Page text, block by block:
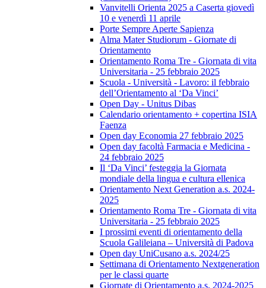
Vanvitelli Orienta 2025 a Caserta giovedì
10 e venerdì 11 aprile
Porte Sempre Aperte Sapienza
Alma Mater Studiorum - Giornate di
Orientamento
Orientamento Roma Tre - Giornata di vita
Universitaria - 25 febbraio 2025
Scuola - Università - Lavoro: il febbraio
dell’Orientamento al ‘Da Vinci’
Open Day - Unitus Dibas
Calendario orientamento + copertina ISIA
Faenza
Open day Economia 27 febbraio 2025
Open day facoltà Farmacia e Medicina -
24 febbraio 2025
Il ‘Da Vinci’ festeggia la Giornata
mondiale della lingua e cultura ellenica
Orientamento Next Generation a.s. 2024-
2025
Orientamento Roma Tre - Giornata di vita
Universitaria - 25 febbraio 2025
I prossimi eventi di orientamento della
Scuola Galileiana – Università di Padova
Open day UniCusano a.s. 2024/25
Settimana di Orientamento Nextgeneration
per le classi quarte
Giornate di Orientamento a.s. 2024-2025